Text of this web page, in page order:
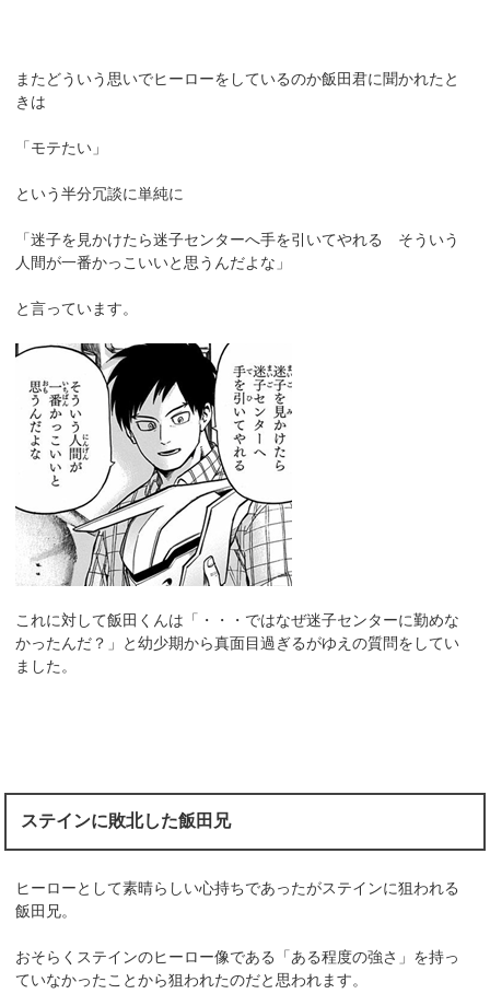
またどういう思いでヒーローをしているのか飯田君に聞かれたと
きは
「モテたい」
という半分冗談に単純に
「迷子を見かけたら迷子センターへ手を引いてやれる そういう
人間が一番かっこいいと思うんだよな」
と言っています。
これに対して飯田くんは「・・・ではなぜ迷子センターに勤めな
かったんだ？」と幼少期から真面目過ぎるがゆえの質問をしてい
ました。
ステインに敗北した飯田兄
ヒーローとして素晴らしい心持ちであったがステインに狙われる
飯田兄。
おそらくステインのヒーロー像である「ある程度の強さ」を持っ
ていなかったことから狙われたのだと思われます。